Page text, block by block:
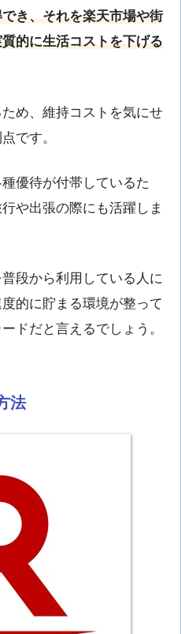
き、それを楽天市場や街
的に生活コストを下げる
め、維持コストを気にせ
です。
優待が付帯しているた
や出張の際にも活躍しま
段から利用している人に
的に貯まる環境が整って
ドだと言えるでしょう。
法